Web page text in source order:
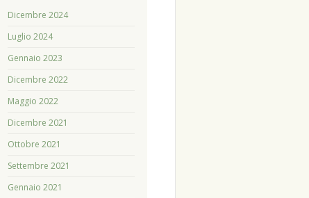
Dicembre 2024
Luglio 2024
Gennaio 2023
Dicembre 2022
Maggio 2022
Dicembre 2021
Ottobre 2021
Settembre 2021
Gennaio 2021